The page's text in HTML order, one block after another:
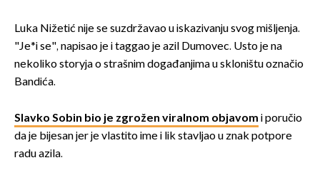
Luka Nižetić nije se suzdržavao u iskazivanju svog mišljenja.
"Je*i se", napisao je i taggao je azil Dumovec. Usto je na
nekoliko storyja o strašnim događanjima u skloništu označio
Bandića.
Slavko Sobin bio je zgrožen viralnom objavom i poručio
da je bijesan jer je vlastito ime i lik stavljao u znak potpore
radu azila.